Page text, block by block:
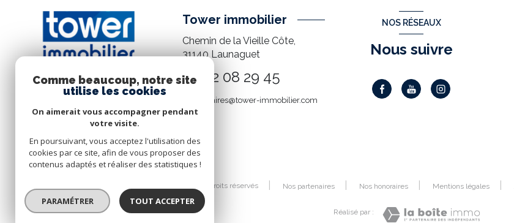
Tower immobilier
Chemin de la Vieille Côte,
31140 Launaguet
05 82 08 29 45
mandataires@tower-immobilier.com
NOS RÉSEAUX
Nous suivre
© 2026 | Tous droits réservés Nos partenaires Nos honoraires Mentions légales
Réalisé par :
Comme beaucoup, notre site
utilise les cookies
On aimerait vous accompagner pendant
votre visite.
En poursuivant, vous acceptez l'utilisation des
cookies par ce site, afin de vous proposer des
contenus adaptés et réaliser des statistiques !
PARAMÉTRER TOUT ACCEPTER